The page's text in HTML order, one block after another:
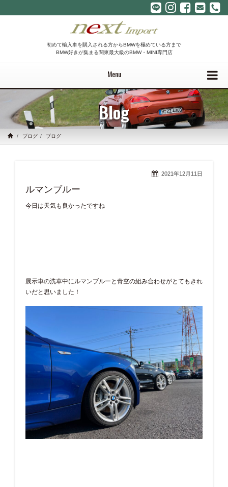
初めて輸入車を購入される方からBMWを極めている方まで
BMW好きが集まる関東最大級のBMW・MINI専門店
Menu
Blog
ブログ ブログ
2021年12月11日
ルマンブルー
今日は天気も良かったですね
展示車の洗車中にルマンブルーと青空の組み合わせがとてもきれ
いだと思いました！